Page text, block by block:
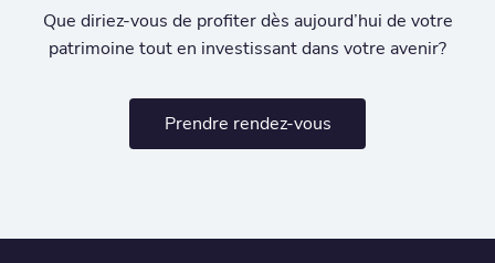
Que diriez-vous de profiter dès aujourd’hui de votre
patrimoine tout en investissant dans votre avenir?
Prendre rendez-vous